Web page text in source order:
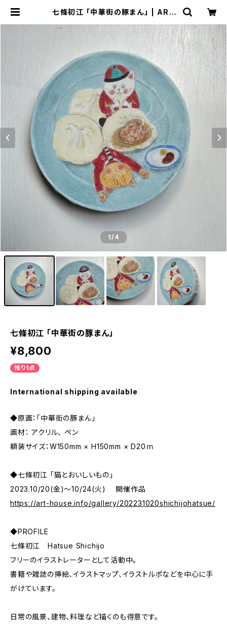
七條初江 「中華街の豚まん」 | ART
1/4
七條初江 「中華街の豚まん」
¥8,800
残り1点
International shipping available
◆原画：「中華街の豚まん」
画材： アクリル、 ペン
額装サイズ：W150mm × H150mm × D20ｍ
◆七條初江 「猫とおいしいもの」
2023.10/20(金)～10/24(火) 開催作品
https://art-house.info/gallery/202231020shichijohatsue/
◆PROFILE
七條初江 Hatsue Shichijo
フリーのイラストレーターとして活動中。
書籍や雑誌の挿絵、イラストマップ、イラストルポなどを中心に手
がけています。
日常の風景、建物、料理など描くのも得意です。